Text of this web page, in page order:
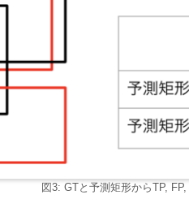
図3: GTと予測矩形からTP,